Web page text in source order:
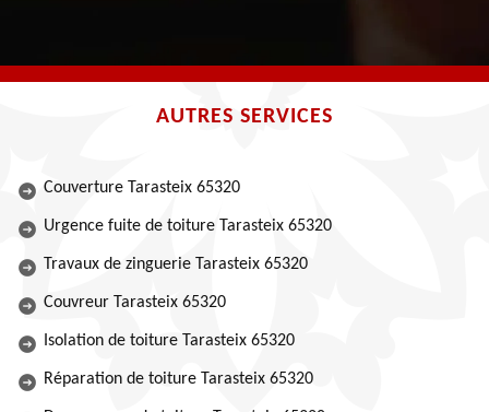
AUTRES SERVICES
Couverture Tarasteix 65320
Urgence fuite de toiture Tarasteix 65320
Travaux de zinguerie Tarasteix 65320
Couvreur Tarasteix 65320
Isolation de toiture Tarasteix 65320
Réparation de toiture Tarasteix 65320